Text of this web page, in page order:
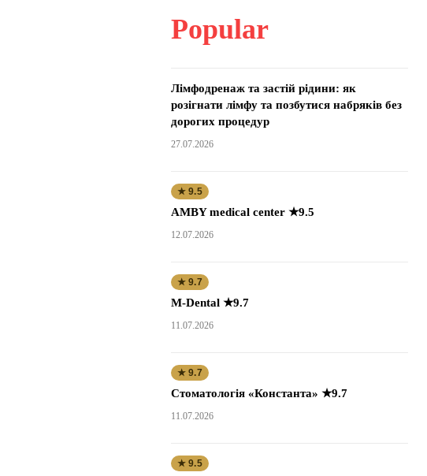
Popular
Лімфодренаж та застій рідини: як
розігнати лімфу та позбутися набряків без
дорогих процедур
27.07.2026
★ 9.5
AMBY medical center ★9.5
12.07.2026
★ 9.7
M-Dental ★9.7
11.07.2026
★ 9.7
Стоматологія «Константа» ★9.7
11.07.2026
★ 9.5